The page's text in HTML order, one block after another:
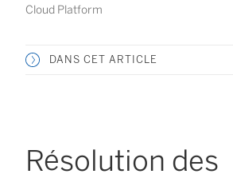
Cloud Platform
DANS CET ARTICLE
Résolution des